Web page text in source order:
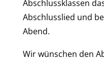
Abschlussklassen
Abschlusslied und
Abend.
Wir wünschen den